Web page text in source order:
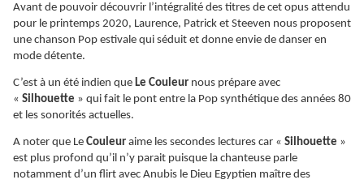
Avant de pouvoir découvrir l’intégralité des titres de cet opus attendu
pour le printemps 2020, Laurence, Patrick et Steeven nous proposent
une chanson Pop estivale qui séduit et donne envie de danser en
mode détente.
C’est à un été indien que Le Couleur nous prépare avec
« Silhouette » qui fait le pont entre la Pop synthétique des années 80
et les sonorités actuelles.
A noter que Le Couleur aime les secondes lectures car « Silhouette »
est plus profond qu’il n’y parait puisque la chanteuse parle
notamment d’un flirt avec Anubis le Dieu Egyptien maître des